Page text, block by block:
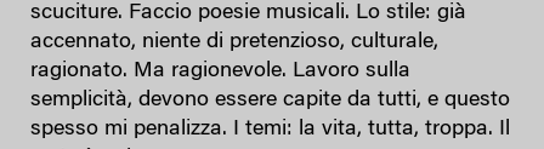
scuciture. Faccio poesie musicali. Lo stile: già
accennato, niente di pretenzioso, culturale,
ragionato. Ma ragionevole. Lavoro sulla
semplicità, devono essere capite da tutti, e questo
spesso mi penalizza. I temi: la vita, tutta, troppa. Il